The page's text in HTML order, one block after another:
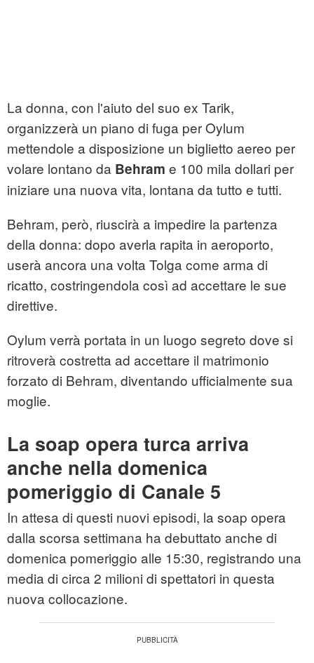
La donna, con l'aiuto del suo ex Tarik,
organizzerà un piano di fuga per Oylum
mettendole a disposizione un biglietto aereo per
volare lontano da Behram e 100 mila dollari per
iniziare una nuova vita, lontana da tutto e tutti.
Behram, però, riuscirà a impedire la partenza
della donna: dopo averla rapita in aeroporto,
userà ancora una volta Tolga come arma di
ricatto, costringendola così ad accettare le sue
direttive.
Oylum verrà portata in un luogo segreto dove si
ritroverà costretta ad accettare il matrimonio
forzato di Behram, diventando ufficialmente sua
moglie.
La soap opera turca arriva
anche nella domenica
pomeriggio di Canale 5
In attesa di questi nuovi episodi, la soap opera
dalla scorsa settimana ha debuttato anche di
domenica pomeriggio alle 15:30, registrando una
media di circa 2 milioni di spettatori in questa
nuova collocazione.